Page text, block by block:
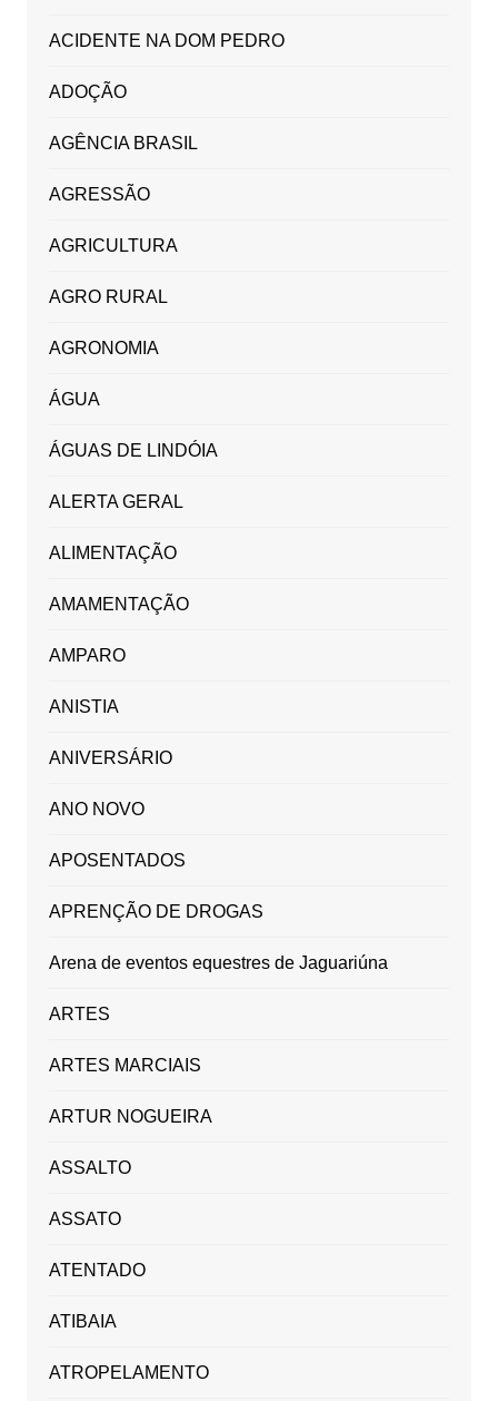
ACIDENTE NA DOM PEDRO
ADOÇÃO
AGÊNCIA BRASIL
AGRESSÃO
AGRICULTURA
AGRO RURAL
AGRONOMIA
ÁGUA
ÁGUAS DE LINDÓIA
ALERTA GERAL
ALIMENTAÇÃO
AMAMENTAÇÃO
AMPARO
ANISTIA
ANIVERSÁRIO
ANO NOVO
APOSENTADOS
APRENÇÃO DE DROGAS
Arena de eventos equestres de Jaguariúna
ARTES
ARTES MARCIAIS
ARTUR NOGUEIRA
ASSALTO
ASSATO
ATENTADO
ATIBAIA
ATROPELAMENTO